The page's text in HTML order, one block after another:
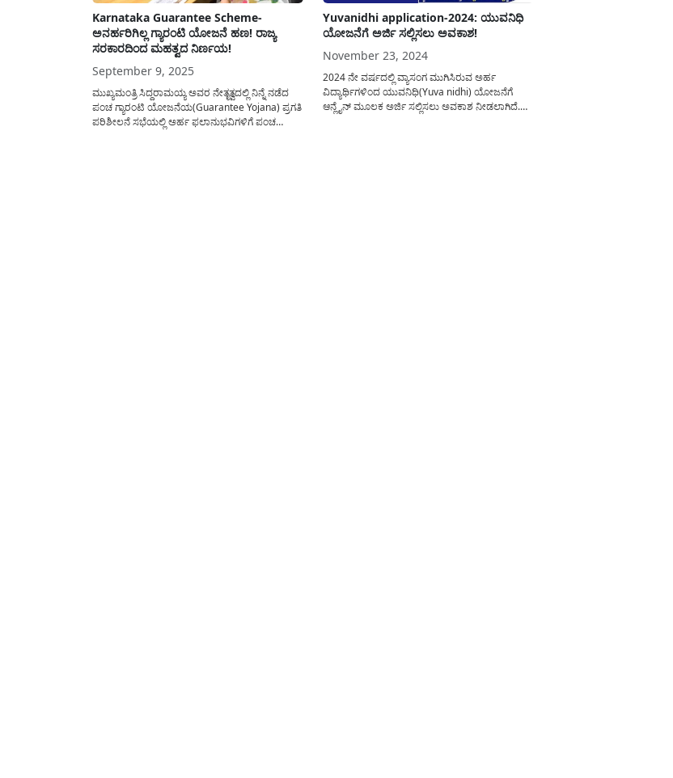
Karnataka Guarantee Scheme-
ಅನರ್ಹರಿಗಿಲ್ಲ ಗ್ಯಾರಂಟಿ ಯೋಜನೆ ಹಣ! ರಾಜ್ಯ
ಸರಕಾರದಿಂದ ಮಹತ್ವದ ನಿರ್ಣಯ!
September 9, 2025
ಮುಖ್ಯಮಂತ್ರಿ ಸಿದ್ದರಾಮಯ್ಯ ಅವರ ನೇತೃತ್ವದಲ್ಲಿ ನಿನ್ನೆ ನಡೆದ
ಪಂಚ ಗ್ಯಾರಂಟಿ ಯೋಜನೆಯ(Guarantee Yojana) ಪ್ರಗತಿ
ಪರಿಶೀಲನೆ ಸಭೆಯಲ್ಲಿ ಅರ್ಹ ಫಲಾನುಭವಿಗಳಿಗೆ ಪಂಚ
Yuvanidhi application-2024: ಯುವನಿಧಿ
ಯೋಜನೆಗೆ ಅರ್ಜಿ ಸಲ್ಲಿಸಲು ಅವಕಾಶ!
November 23, 2024
2024 ನೇ ವರ್ಷದಲ್ಲಿ ವ್ಯಾಸಂಗ ಮುಗಿಸಿರುವ ಅರ್ಹ
ವಿದ್ಯಾರ್ಥಿಗಳಿಂದ ಯುವನಿಧಿ(Yuva nidhi) ಯೋಜನೆಗೆ
ಆನ್ಲೈನ್ ಮೂಲಕ ಅರ್ಜಿ ಸಲ್ಲಿಸಲು ಅವಕಾಶ ನೀಡಲಾಗಿದೆ.